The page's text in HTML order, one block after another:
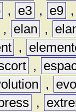
, e3 , e9
, elan ,
,
,
,
,